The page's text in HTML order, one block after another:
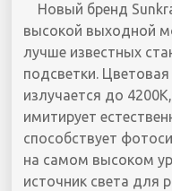
Новый бренд
высокой выходной
лучше известных
подсветки.
излучается до
имитирует
способствует
на самом высоком
источник света для